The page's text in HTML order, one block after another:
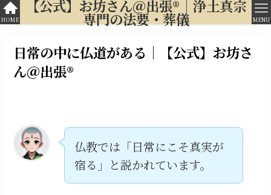
【公式】お坊さん＠出張®︎｜浄土真宗
専門の法要・葬儀
HOME MENU
日常の中に仏道がある｜【公式】お坊さ
ん＠出張®︎
仏教では「日常にこそ真実が
宿る」と説かれています。